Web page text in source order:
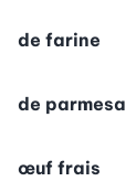
de farine
de
œuf frais